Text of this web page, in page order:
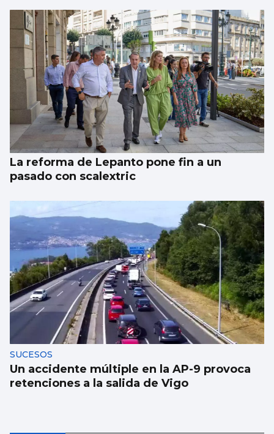
La reforma de Lepanto pone fin a un
pasado con scalextric
SUCESOS
Un accidente múltiple en la AP-9 provoca
retenciones a la salida de Vigo